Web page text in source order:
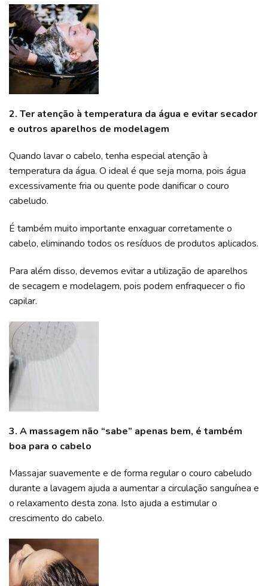
2. Ter atenção à temperatura da água e evitar secador
e outros aparelhos de modelagem
Quando lavar o cabelo, tenha especial atenção à
temperatura da água. O ideal é que seja morna, pois água
excessivamente fria ou quente pode danificar o couro
cabeludo.
É também muito importante enxaguar corretamente o
cabelo, eliminando todos os resíduos de produtos aplicados.
Para além disso, devemos evitar a utilização de aparelhos
de secagem e modelagem, pois podem enfraquecer o fio
capilar.
3. A massagem não “sabe” apenas bem, é também
boa para o cabelo
Massajar suavemente e de forma regular o couro cabeludo
durante a lavagem ajuda a aumentar a circulação sanguínea e
o relaxamento desta zona. Isto ajuda a estimular o
crescimento do cabelo.